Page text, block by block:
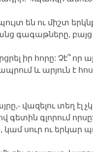
են ու միշտ
գագաթները,
իր հորը: Չէ՞ որ
և արյուն է
վազելու տեղ էլ
գլորում
սուր ու երկար